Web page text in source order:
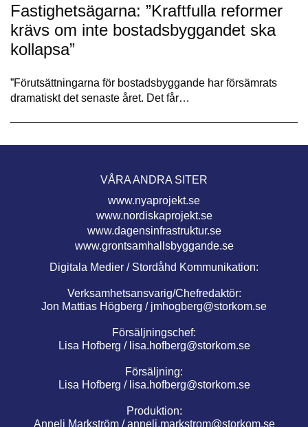
Fastighetsägarna: ”Kraftfulla reformer
krävs om inte bostadsbyggandet ska
kollapsa”
”Förutsättningarna för bostadsbyggande har försämrats
dramatiskt det senaste året. Det får…
VÅRA ANDRA SITER
www.nyaprojekt.se
www.nordiskaprojekt.se
www.dagensinfrastruktur.se
www.grontsamhallsbyggande.se
Digitala Medier / Stordåhd Kommunikation:
Verksamhetsansvarig/Chefredaktör:
Jon Mattias Högberg / jmhogberg@storkom.se
Försäljningschef:
Lisa Hofberg / lisa.hofberg@storkom.se
Försäljning:
Lisa Hofberg / lisa.hofberg@storkom.se
Produktion:
Anneli Markström /anneli.markstrom@storkom.se